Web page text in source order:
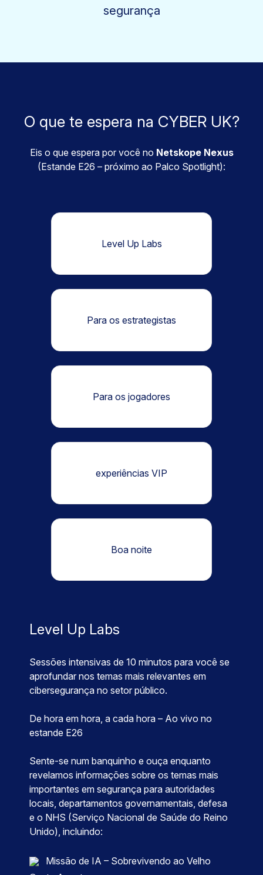
segurança
O que te espera na CYBER UK?
Eis o que espera por você no Netskope Nexus
(Estande E26 – próximo ao Palco Spotlight):
Level Up Labs
Para os estrategistas
Para os jogadores
experiências VIP
Boa noite
Level Up Labs
Sessões intensivas de 10 minutos para você se
aprofundar nos temas mais relevantes em
cibersegurança no setor público.
De hora em hora, a cada hora – Ao vivo no
estande E26
Sente-se num banquinho e ouça enquanto
revelamos informações sobre os temas mais
importantes em segurança para autoridades
locais, departamentos governamentais, defesa
e o NHS (Serviço Nacional de Saúde do Reino
Unido), incluindo:
Missão de IA – Sobrevivendo ao Velho